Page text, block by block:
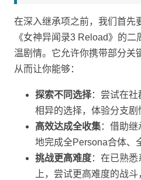
在深入继承项之前，我们首先
《女神异闻录3 Reload》的
温剧情。它允许你携带部分关
从而让你能够：
探索不同选择：尝试在社
相异的选择，体验分支剧
高效达成全收集：借助
地完成全Persona合体、
挑战更高难度：在已熟
上，尝试更高难度的战斗